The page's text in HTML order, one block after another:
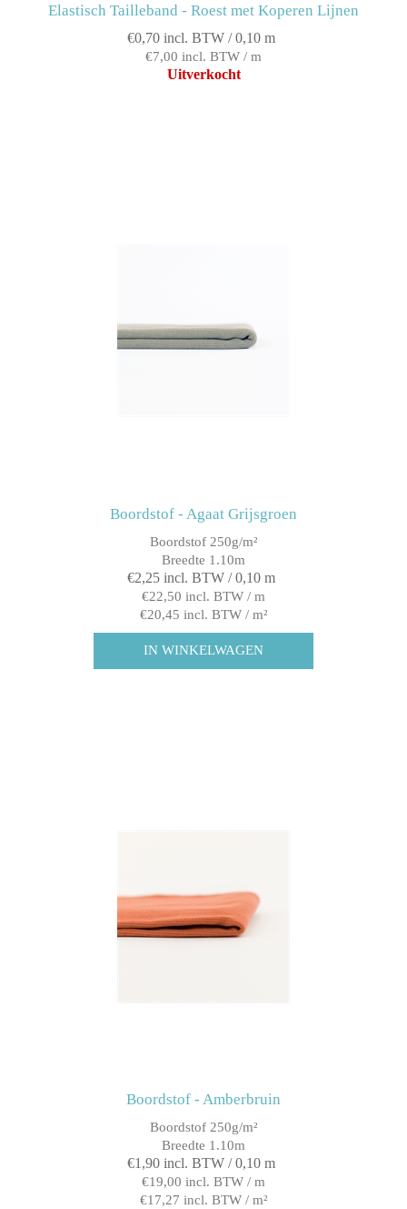
Elastisch Tailleband - Roest met Koperen Lijnen
€0,70 incl. BTW / 0,10 m
€7,00 incl. BTW / m
Uitverkocht
Boordstof - Agaat Grijsgroen
Boordstof 250g/m²
Breedte 1.10m
€2,25 incl. BTW / 0,10 m
€22,50 incl. BTW / m
€20,45 incl. BTW / m²
Boordstof - Amberbruin
Boordstof 250g/m²
Breedte 1.10m
€1,90 incl. BTW / 0,10 m
€19,00 incl. BTW / m
€17,27 incl. BTW / m²